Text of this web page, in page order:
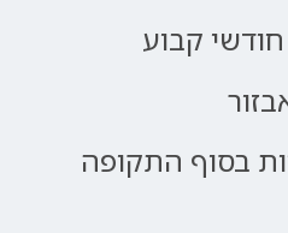
קבוע
בסוף התקופה